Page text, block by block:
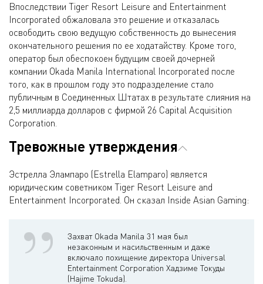
Впоследствии Tiger Resort Leisure and Entertainment
Incorporated обжаловала это решение и отказалась
освободить свою ведущую собственность до вынесения
окончательного решения по ее ходатайству. Кроме того,
оператор был обеспокоен будущим своей дочерней
компании Okada Manila International Incorporated после
того, как в прошлом году это подразделение стало
публичным в Соединенных Штатах в результате слияния на
2,5 миллиарда долларов с фирмой 26 Capital Acquisition
Corporation.
Тревожные утверждения
Эстрелла Элампаро (Estrella Elamparo) является
юридическим советником Tiger Resort Leisure and
Entertainment Incorporated. Он сказал Inside Asian Gaming:
Захват Okada Manila 31 мая был
незаконным и насильственным и даже
включало похищение директора Universal
Entertainment Corporation Хадзиме Токуды
(Hajime Tokuda).